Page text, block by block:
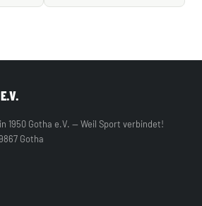
1950 Gotha e.V. — Weil Sport verbindet!
Gotha